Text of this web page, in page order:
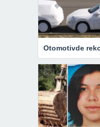
Otomotivde